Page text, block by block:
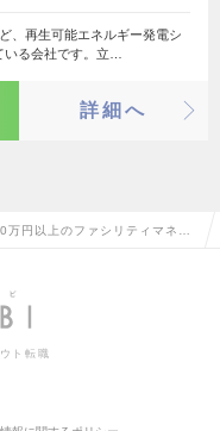
、再生可能エネルギー発電シ
る会社です。立…
詳細へ
万円以上のファシリティマネジ
ト転職